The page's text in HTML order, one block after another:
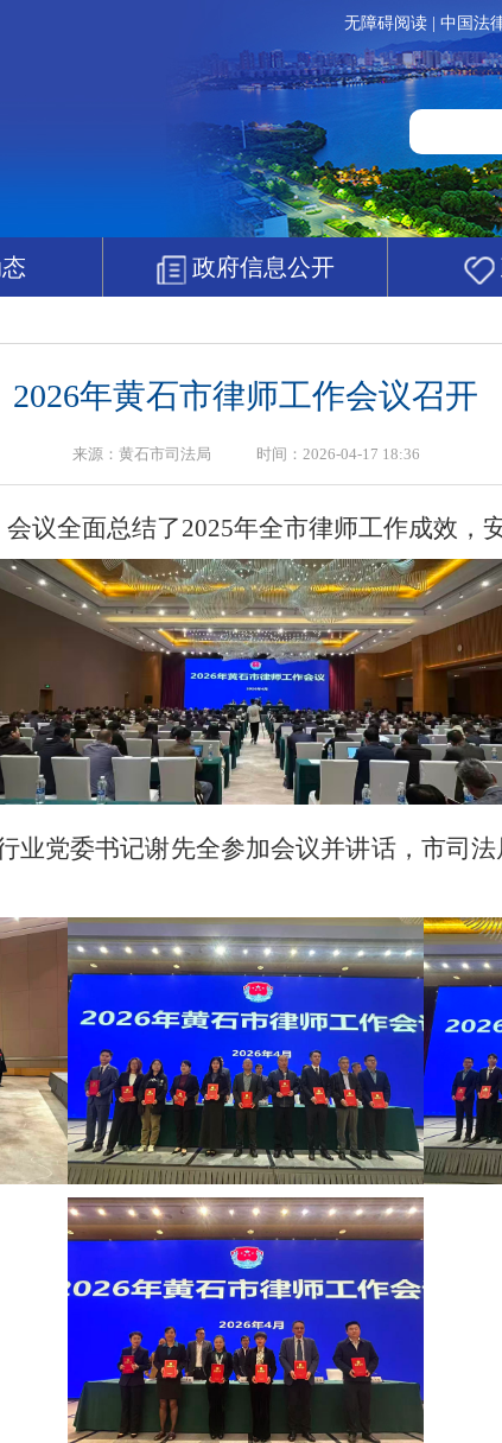
无障碍阅读 中国法
政府信息公开
2026年黄石市律师工作会议召开
来源：黄石市司法局 时间：2026-04-17 18:36
议全面总结了2025年全市律师工作成效，
业党委书记谢先全参加会议并讲话，市司